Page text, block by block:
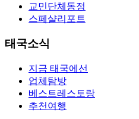
교민단체동정
스페샬리포트
태국소식
지금 태국에선
업체탐방
베스트레스토랑
추천여행